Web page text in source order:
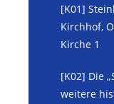
[K01]
Kirchhof,
Kirche 1
[K02] Die
weitere